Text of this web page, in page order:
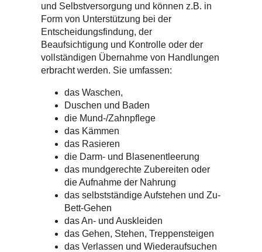
und Selbstversorgung und können z.B. in
Form von Unterstützung bei der
Entscheidungsfindung, der
Beaufsichtigung und Kontrolle oder der
vollständigen Übernahme von Handlungen
erbracht werden. Sie umfassen:
das Waschen,
Duschen und Baden
die Mund-/Zahnpflege
das Kämmen
das Rasieren
die Darm- und Blasenentleerung
das mundgerechte Zubereiten oder
die Aufnahme der Nahrung
das selbstständige Aufstehen und Zu-
Bett-Gehen
das An- und Auskleiden
das Gehen, Stehen, Treppensteigen
das Verlassen und Wiederaufsuchen